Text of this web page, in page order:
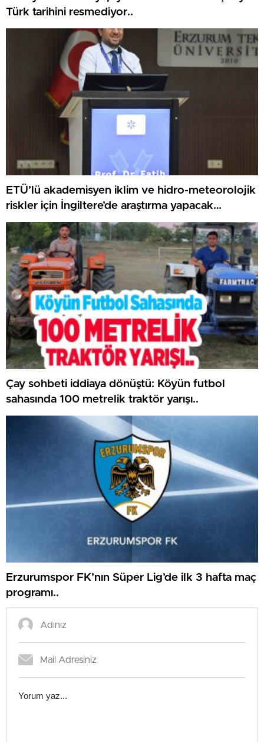
Türk tarihini resmediyor..
ETÜ’lü akademisyen iklim ve hidro-meteorolojik
riskler için İngiltere’de araştırma yapacak…
Çay sohbeti iddiaya dönüştü: Köyün futbol
sahasında 100 metrelik traktör yarışı..
Erzurumspor FK’nın Süper Lig’de ilk 3 hafta maç
programı..